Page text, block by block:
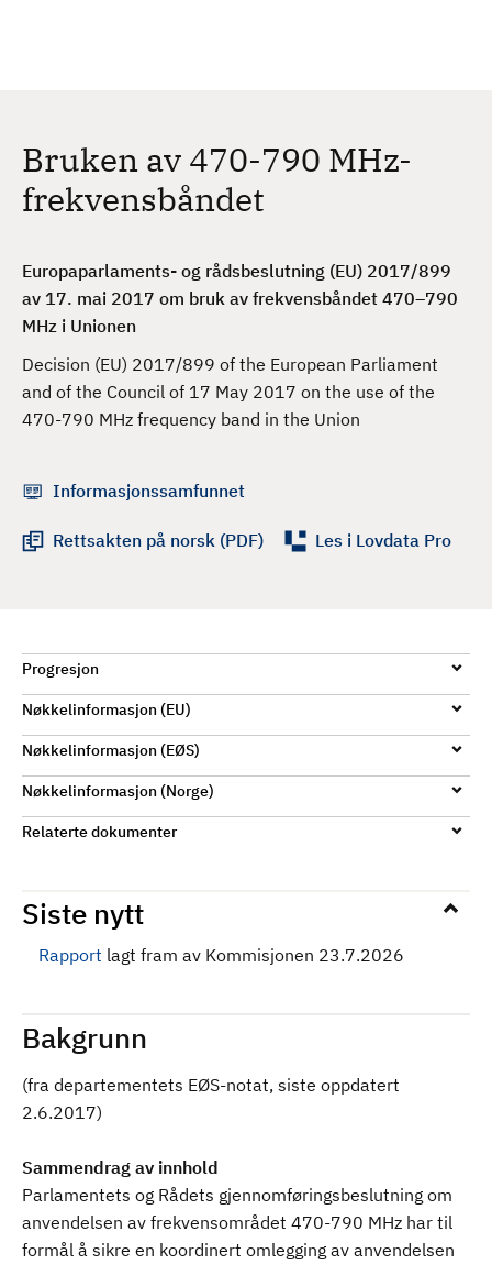
Bruken av 470-790 MHz-
frekvensbåndet
Europaparlaments- og rådsbeslutning (EU) 2017/899
av 17. mai 2017 om bruk av frekvensbåndet 470–790
MHz i Unionen
Decision (EU) 2017/899 of the European Parliament
and of the Council of 17 May 2017 on the use of the
470-790 MHz frequency band in the Union
Informasjonssamfunnet
Rettsakten på norsk (PDF) Les i Lovdata Pro
Progresjon
Nøkkelinformasjon (EU)
Nøkkelinformasjon (EØS)
Nøkkelinformasjon (Norge)
Relaterte dokumenter
Siste nytt
Rapport lagt fram av Kommisjonen 23.7.2026
Bakgrunn
(fra departementets EØS-notat, siste oppdatert
2.6.2017)
Sammendrag av innhold
Parlamentets og Rådets gjennomføringsbeslutning om
anvendelsen av frekvensområdet 470-790 MHz har til
formål å sikre en koordinert omlegging av anvendelsen